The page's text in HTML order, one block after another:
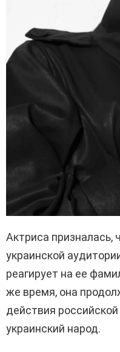
Актриса призналась,
украинской
реагирует на ее
же время, она
действия
украинский народ.